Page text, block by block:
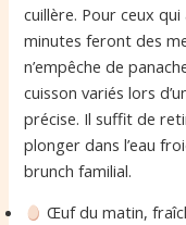
cuillère. Pour ceux
minutes feront des
n’empêche de
cuisson variés lors
précise. Il suffit de
plonger dans l’eau
brunch familial.
Œuf du matin,